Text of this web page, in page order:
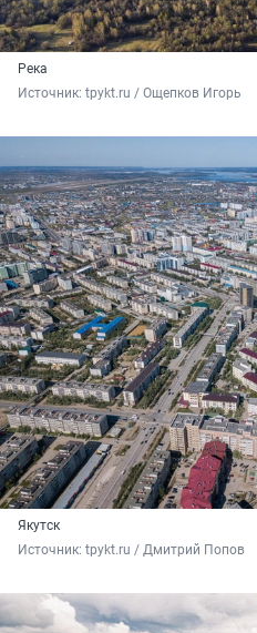
Река
Источник: tpykt.ru / Ощепков Игорь
Якутск
Источник: tpykt.ru / Дмитрий Попов